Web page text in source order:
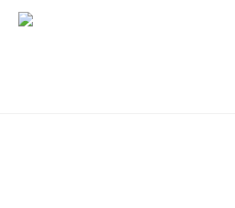
Langsung